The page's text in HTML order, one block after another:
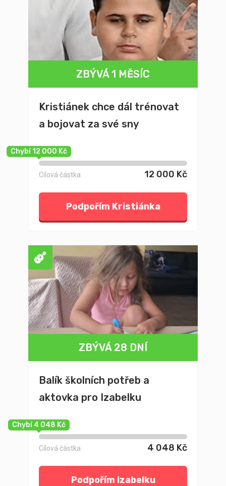
ZBÝVÁ 1 MĚSÍC
Kristiánek chce dál trénovat
a bojovat za své sny
Chybí 12 000 Kč
Cílová částka 12 000 Kč
Podpořím Kristiánka
ZBÝVÁ 28 DNÍ
Balík školních potřeb a
aktovka pro Izabelku
Chybí 4 048 Kč
Cílová částka 4 048 Kč
Podpořím Izabelku